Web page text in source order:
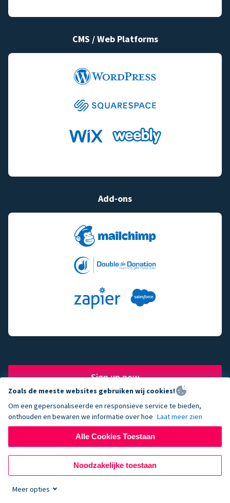
CMS / Web Platforms
Add-ons
Sign up now
The fundraising engine of
choice for successful
Zoals de meeste websites gebruiken wij cookies!
Om een gepersonaliseerde en responsieve service te bieden,
onthouden en bewaren we informatie over hoe Laat meer zien
Alle Cookies Toestaan
Noodzakelijke toestaan
Meer opties